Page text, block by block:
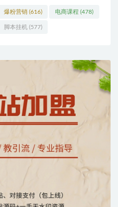
爆粉营销(616) 电商课程 (478)
脚本挂机(577)